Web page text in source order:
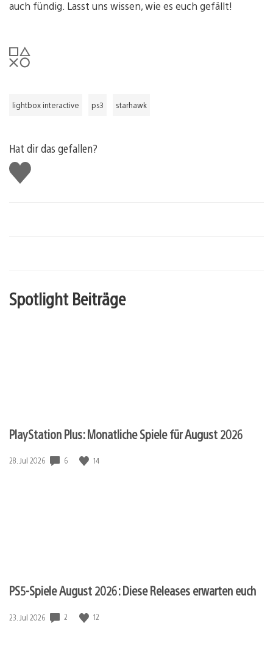
auch fündig. Lasst uns wissen, wie es euch gefällt!
lightbox interactive ps3 starhawk
Hat dir das gefallen?
Gefällt
mir
Spotlight Beiträge
PlayStation Plus: Monatliche Spiele für August 2026
Veröffentlichungsdatum:
28. Jul 2026 6 14
PS5-Spiele August 2026: Diese Releases erwarten euch
Veröffentlichungsdatum:
23. Jul 2026 2 12